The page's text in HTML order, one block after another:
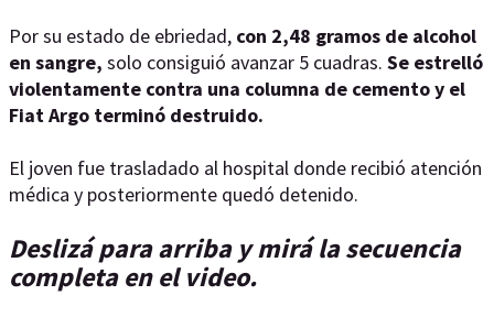
Por su estado de ebriedad, con 2,48 gramos de alcohol
en sangre, solo consiguió avanzar 5 cuadras. Se estrelló
violentamente contra una columna de cemento y el
Fiat Argo terminó destruido.
El joven fue trasladado al hospital donde recibió atención
médica y posteriormente quedó detenido.
Deslizá para arriba y mirá la secuencia
completa en el video.